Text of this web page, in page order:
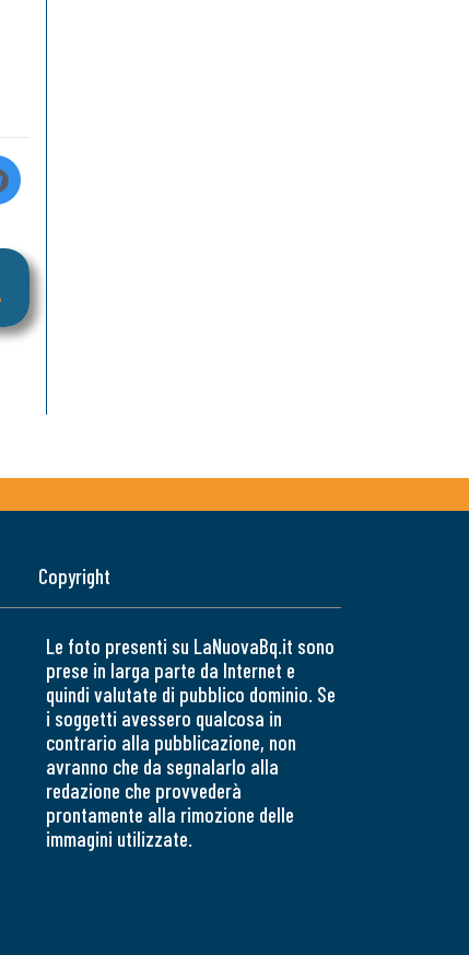
Copyright
Le foto presenti su LaNuovaBq.it sono
prese in larga parte da Internet e
quindi valutate di pubblico dominio. Se
i soggetti avessero qualcosa in
contrario alla pubblicazione, non
avranno che da segnalarlo alla
redazione che provvederà
prontamente alla rimozione delle
immagini utilizzate.